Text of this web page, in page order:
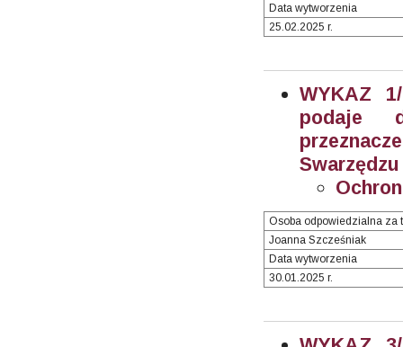
Data wytworzenia
25.02.2025 r.
WYKAZ
podaje
Osoba odpowiedzialna za
Joanna Szcześniak
Data wytworzenia
30.01.2025 r.